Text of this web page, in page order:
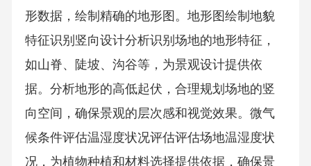
形数据，绘制精确的地形图。地形图绘制地貌
特征识别竖向设计分析识别场地的地形特征，
如山脊、陡坡、沟谷等，为景观设计提供依
据。分析地形的高低起伏，合理规划场地的竖
向空间，确保景观的层次感和视觉效果。微气
候条件评估温湿度状况评估评估场地温湿度状
况，为植物种植和材料选择提供依据，确保景